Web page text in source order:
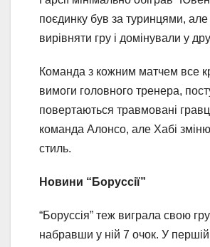
поєдинку був за туринцями,
вирівняти гру і домінували у
Команда з кожним матчем все
вимоги головного тренера,
повертаються травмовані
команда Алонсо, але Хабі змінює
стиль.
Новини “Боруссії”
“Боруссія” теж виграла свою
набравши у ній 7 очок. У першій